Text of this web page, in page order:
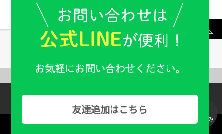
友達追加はこちら
絞り込み
もっと見る
ABOUT US Help & Guide
Copyright：© Familiy Pharmacy All Rights Reserved.